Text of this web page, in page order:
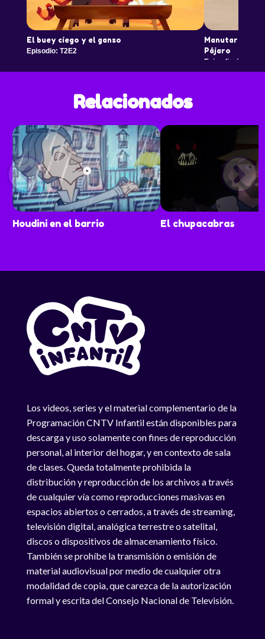
El buey ciego y el ganso
Episodio: T2E2
Manutara, el
Pájaro
Episodio: T2E3
Relacionados
Houdini en el barrio El chupacabras
Los videos, series y el material complementario de la
Programación CNTV Infantil están disponibles para
descarga y uso solamente con fines de reproducción
personal, al interior del hogar, y en contexto de sala
de clases. Queda totalmente prohibida la
distribución y reproducción de los archivos a través
de cualquier vía como reproducciones masivas en
espacios abiertos o cerrados, a través de streaming,
televisión digital, analógica terrestre o satelital,
discos o dispositivos de almacenamiento físico.
También se prohíbe la transmisión o emisión de
material audiovisual por medio de cualquier otra
modalidad de copia, que carezca de la autorización
formal y escrita del Consejo Nacional de Televisión.